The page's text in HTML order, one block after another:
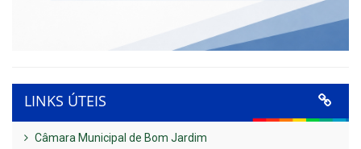
LINKS ÚTEIS
Câmara Municipal de Bom Jardim